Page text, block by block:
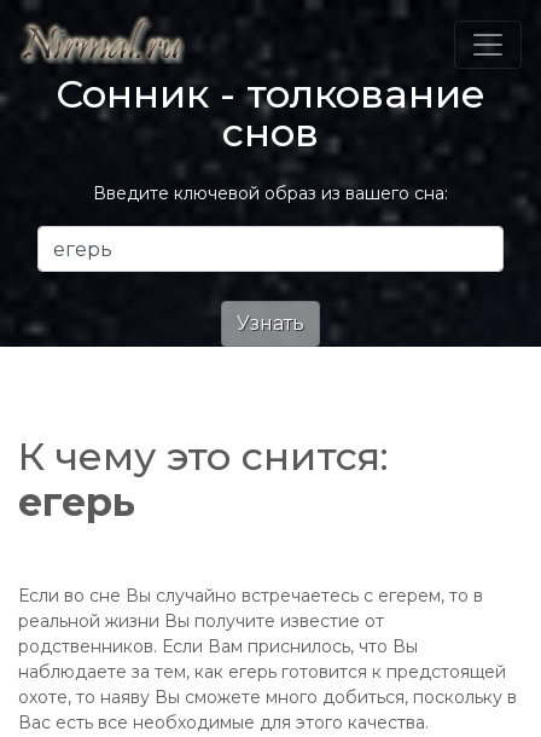
Сонник - толкование
снов
Введите ключевой образ из вашего сна:
К чему это снится:
егерь
Если во сне Вы случайно встречаетесь с егерем, то в
реальной жизни Вы получите известие от
родственников. Если Вам приснилось, что Вы
наблюдаете за тем, как егерь готовится к предстоящей
охоте, то наяву Вы сможете много добиться, поскольку в
Вас есть все необходимые для этого качества.